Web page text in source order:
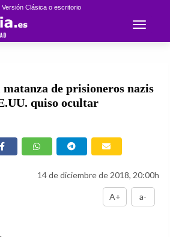
Versión Clásica o escritorio
Toggle
de prisioneros nazis
quiso ocultar
14 de diciembre de 2018, 20:00h
A+ a-